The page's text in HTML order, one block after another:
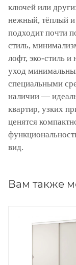
ключей или
нежный, тёплый и
подходит почти
стиль,
лофт, эко-стиль
уход
специальными
наличии —
квартир, узких
ценятся
вид.
Вам также